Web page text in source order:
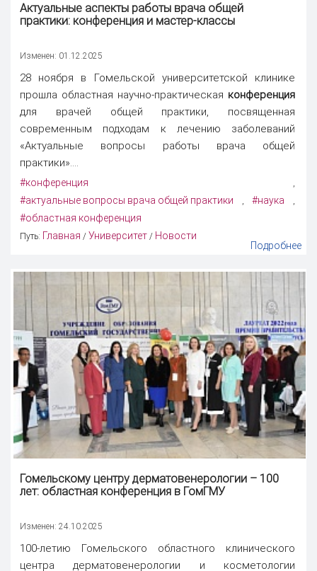
Актуальные аспекты работы врача общей
практики: конференция и мастер-классы
Изменен: 01.12.2025
28 ноября в Гомельской университетской клинике
прошла областная научно-практическая конференция
для врачей общей практики, посвященная
современным подходам к лечению заболеваний
«Актуальные вопросы работы врача общей
практики»....
#конференция ,
#актуальные вопросы врача общей практики ,#наука ,
#областная конференция
Путь: Главная / Университет / Новости
Подробнее
Гомельскому центру дерматовенерологии – 100
лет: областная конференция в ГомГМУ
Изменен: 24.10.2025
100-летию Гомельского областного клинического
центра дерматовенерологии и косметологии